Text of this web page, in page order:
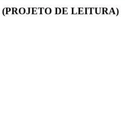
DE LEITURA)